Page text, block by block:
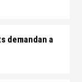
demandan a